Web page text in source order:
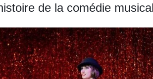
de la comédie